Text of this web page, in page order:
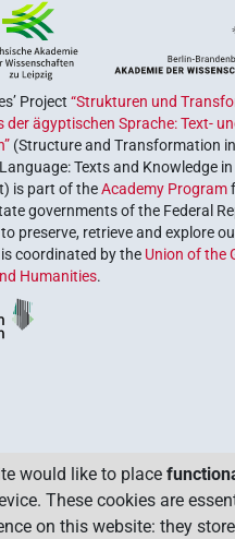
Project “Strukturen und
der ägyptischen Sprache: Text-
(Structure and Transformation
Texts and Knowledge
is part of theAcademy Program
governments of the Federal
preserve, retrieve and explore
coordinated by the Union of the
Humanities.
would like to place
These cookies are
on this website: they